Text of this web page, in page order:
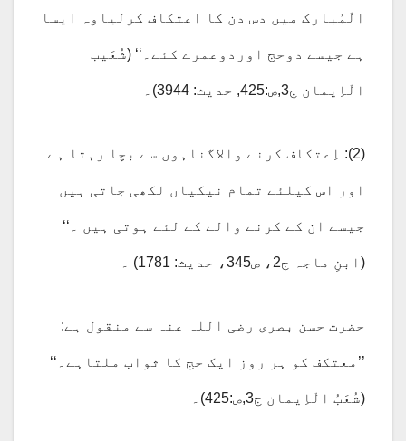
الْمُبارک میں دس دن کا اعتکاف کرلیاوہ ایسا
ہے جیسے دوحج اوردوعمرے کئے۔‘‘ (شُعَیب
الْاِیمان ج3,ص:425, حدیث: 3944)۔
(2): اِعتکاف کرنے والاگناہوں سے بچا رہتا ہے
اور اس کیلئے تمام نیکیاں لکھی جاتی ہیں
جیسے ان کے کرنے والے کے لئے ہوتی ہیں ۔‘‘
(ابنِ ماجہ ج2، ص345، حدیث: 1781) ۔
حضرت حسن بصری رضی اللہ عنہ سے منقول ہے:
’’معتکف کو ہر روز ایک حج کا ثواب ملتاہے۔‘‘
(شُعَبُ الْاِیمان ج3,ص:425)۔